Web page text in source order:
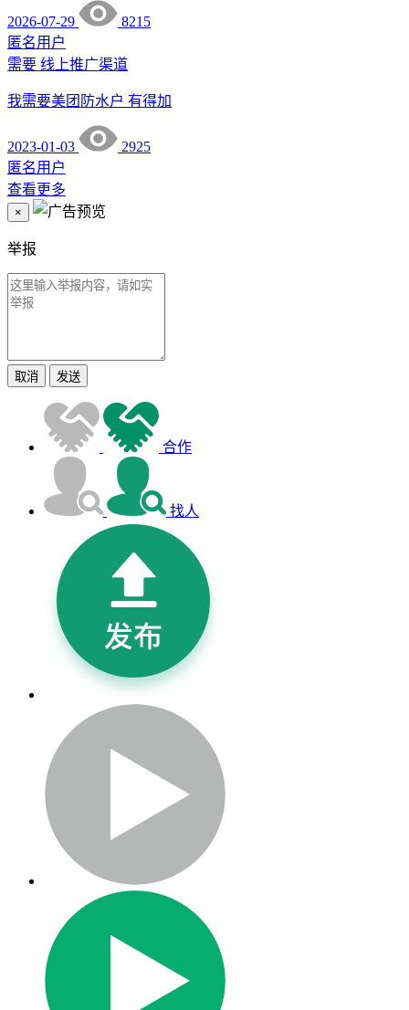
2026-07-29
8215
匿名用户
需要 线上推广渠道
我需要美团防水户 有得加
2023-01-03
2925
匿名用户
查看更多
×
举报
取消 发送
合作
找人